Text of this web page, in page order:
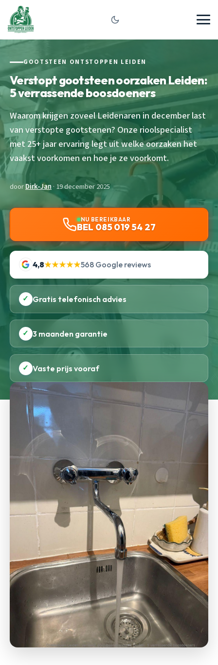
GOOTSTEEN ONTSTOPPEN LEIDEN
Verstopt gootsteen oorzaken Leiden:
5 verrassende boosdoeners
Waarom krijgen zoveel Leidenaren in december last
van verstopte gootstenen? Onze rioolspecialist
met 25+ jaar ervaring legt uit welke oorzaken het
vaakst voorkomen en hoe je ze voorkomt.
doorDirk-Jan · 19 december 2025
NU BEREIKBAAR
BEL 085 019 54 27
4,8★★★★★568 Google reviews
✓ Gratis telefonisch advies
✓ 3 maanden garantie
✓ Vaste prijs vooraf